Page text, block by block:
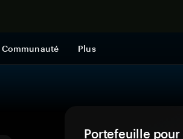
Communauté Plus
Portefeuille pour